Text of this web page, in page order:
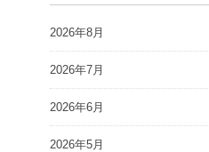
2026年8月
2026年7月
2026年6月
2026年5月